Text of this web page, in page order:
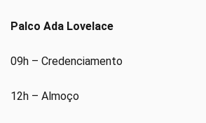
Palco Ada Lovelace
09h – Credenciamento
12h – Almoço